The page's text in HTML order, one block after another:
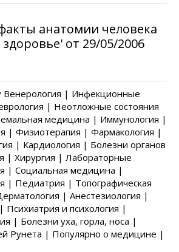
анатомии человека
от 29/05/2006
Венерология | Инфекционные
| Неотложные состояния
медицина | Иммунология |
| Физиотерапия | Фармакология |
| Кардиология | Болезни органов
| Хирургия | Лабораторные
| Социальная медицина |
| Педиатрия | Топографическая
| Анестезиология |
Психиатрия и психология |
| Болезни уха, горла, носа |
Рунета | Популярно о медицине |